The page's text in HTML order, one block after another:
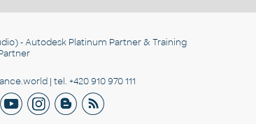
- Autodesk Platinum Partner & Training
| tel. +420 910 970 111